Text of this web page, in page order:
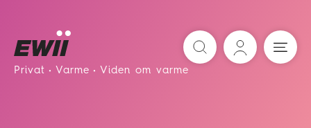
Søg
Privat Varme Viden om varme